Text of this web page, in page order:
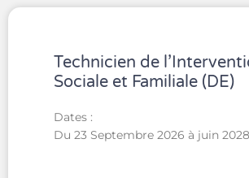
Technicien de
Sociale et Familiale (DE)
Dates :
Du 23 Septembre 2026 à juin 2028